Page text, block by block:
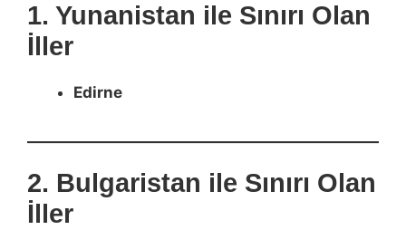
1. Yunanistan ile Sınırı Olan
İller
Edirne
2. Bulgaristan ile Sınırı Olan
İller